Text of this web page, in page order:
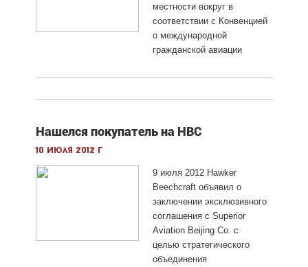
местности вокруг в
соответствии с Конвенцией
о международной
гражданской авиации
Нашелся покупатель на HBC
10 июля 2012 г
9 июля 2012 Hawker
Beechcraft объявил о
заключении эксклюзивного
соглашения с Superior
Aviation Beijing Co. c
целью стратегического
объединения